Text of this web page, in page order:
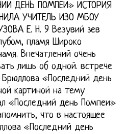
ДЕНЬ ПОМПЕИ» ИСТОРИЯ
УЧИТЕЛЬ ИЗО МБОУ
Е. Н. 9 Везувий зев
пламя Широко
Впечатлений очень
лишь об одной. встрече
«Последний день
картиной на тему
«Последний день Помпеи»
что в настоящее
«Последний день